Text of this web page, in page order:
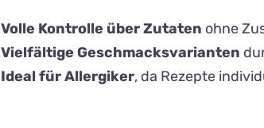
Volle Kontrolle über Zutaten ohne
Vielfältige Geschmacksvarianten
Ideal für Allergiker, da Rezepte